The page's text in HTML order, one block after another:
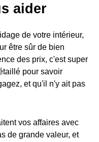
aider
de votre intérieur,
être sûr de bien
des prix, c'est super
pour savoir
et qu'il n'y ait pas
vos affaires avec
de grande valeur, et